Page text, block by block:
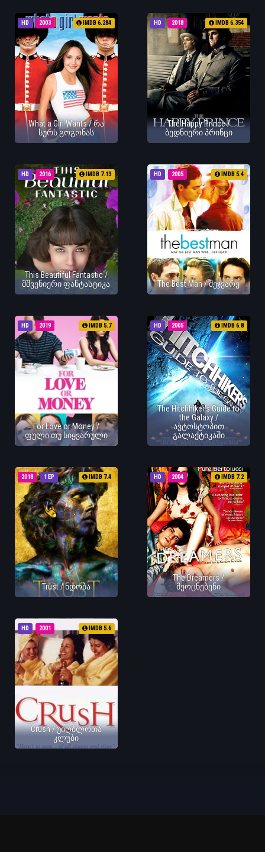
HD 2003 IMDB 6.284
What a Girl Wants / რა
სურს გოგონას
HD 2018 IMDB 6.354
The Happy Prince /
ბედნიერი პრინცი
HD 2016 IMDB 7.13
This Beautiful Fantastic /
მშვენიერი ფანტასტიკა
HD 2005 IMDB 5.4
The Best Man / მეჯვარე
HD 2019 IMDB 5.7
For Love or Money /
ფული თუ სიყვარული
HD 2005 IMDB 6.8
The Hitchhiker's Guide to
the Galaxy /
ავტოსტოპით
გალაქტიკაში
1 EP
2018 IMDB 7.4
Trust / ნდობა
HD 2004 IMDB 7.2
The Dreamers /
მეოცნებენი
HD 2001 IMDB 5.6
Crush / უიღბლოთა
კლუბი